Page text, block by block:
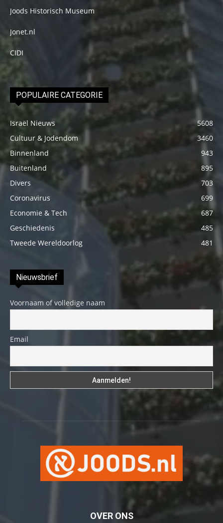
Joods Historisch Museum
Jonet.nl
CIDI
POPULAIRE CATEGORIE
Israël Nieuws
5608
Cultuur & Jodendom
3460
Binnenland
943
Buitenland
895
Divers
703
Coronavirus
699
Economie & Tech
687
Geschiedenis
485
Tweede Wereldoorlog
481
Nieuwsbrief
Voornaam of volledige naam
Email
OVER ONS